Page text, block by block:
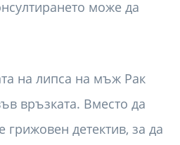
може да
на липса на мъж Рак
връзката. Вместо да
грижовен детектив, за да